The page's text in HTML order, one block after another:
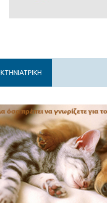
ΚΤΗΝΙΑΤΡΙΚΗ